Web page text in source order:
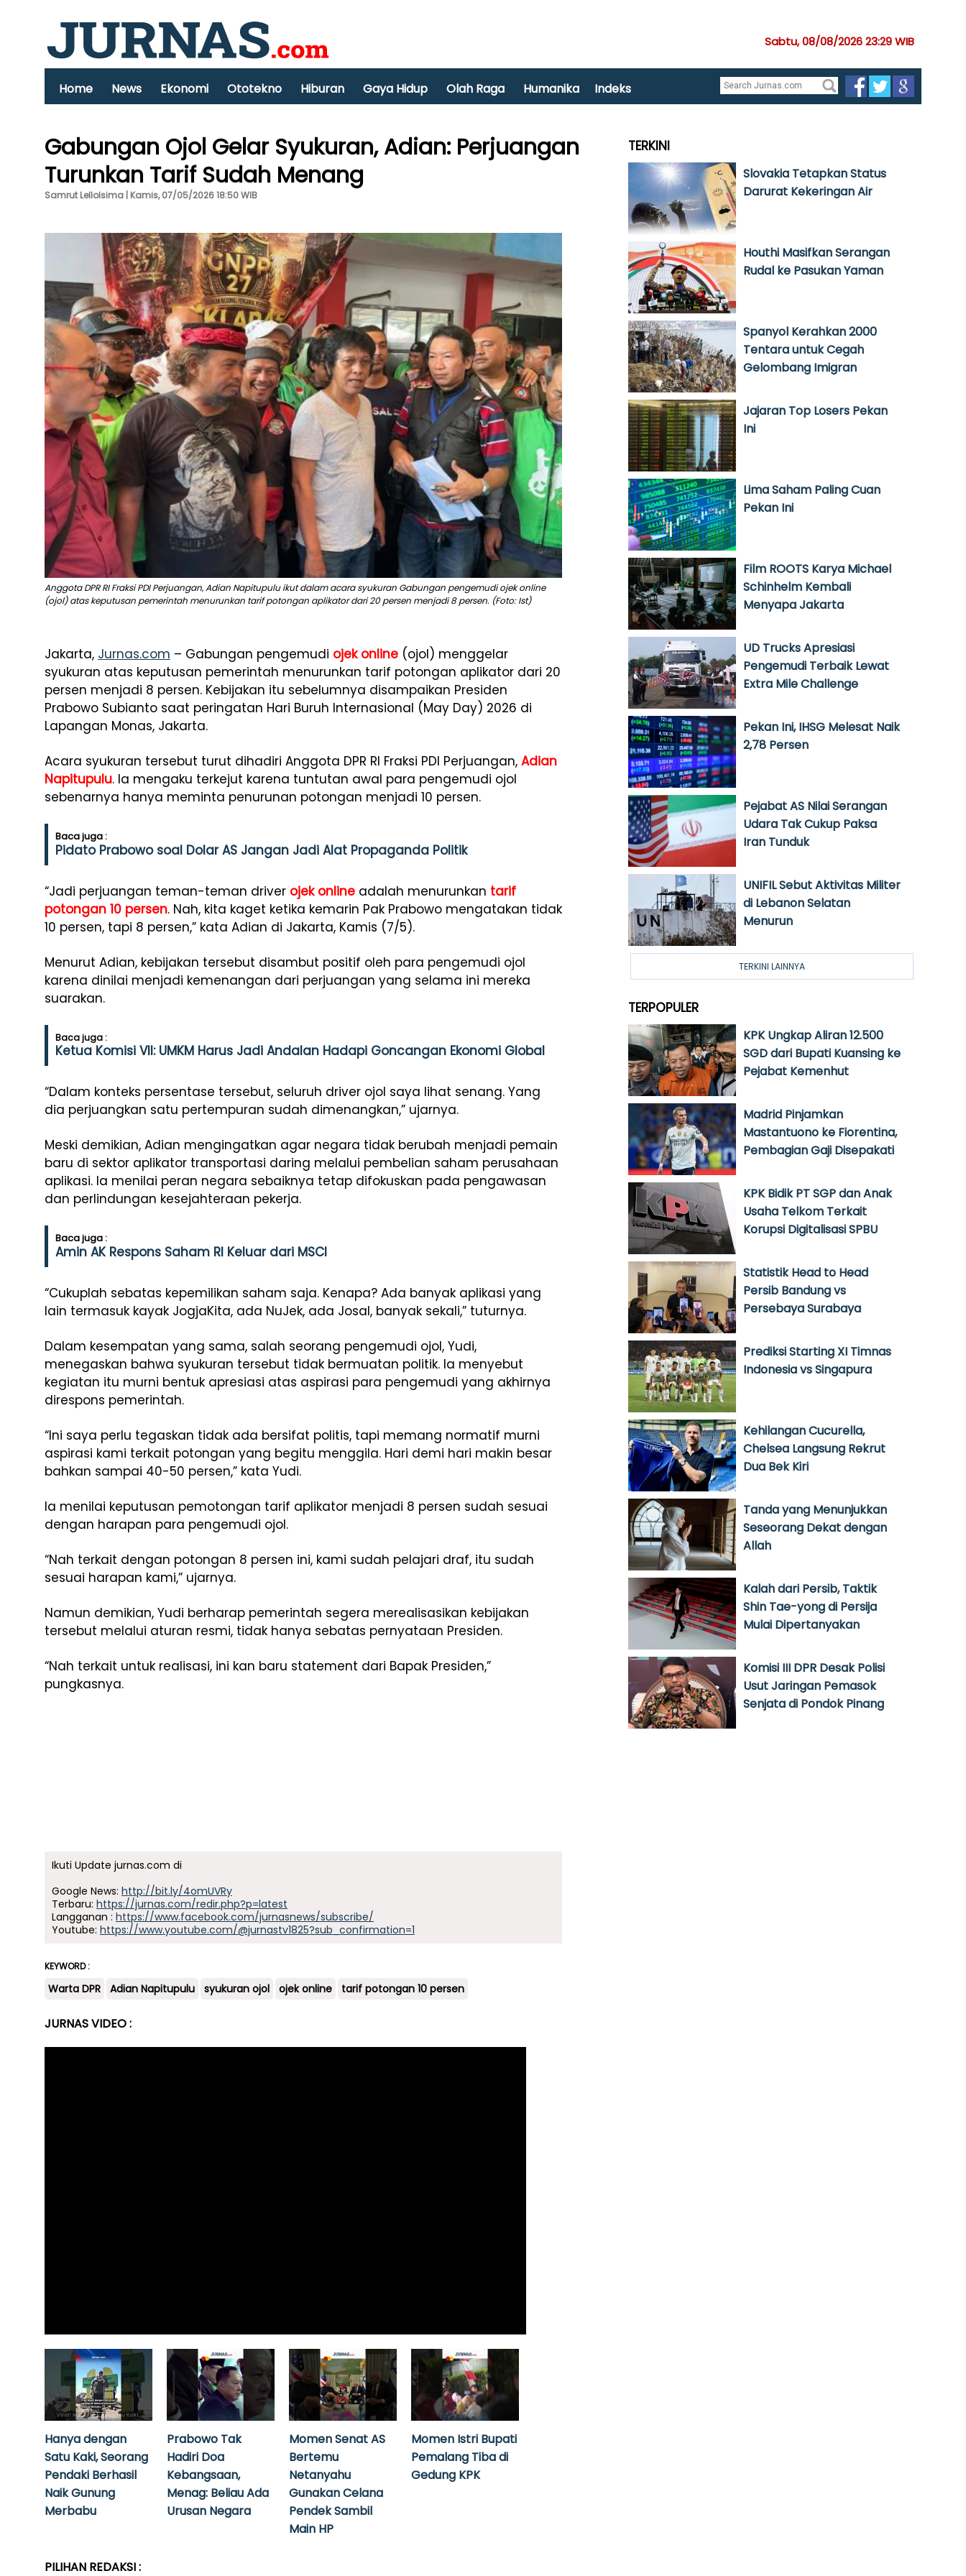
Sabtu, 08/08/2026 23:29 WIB
Home News Ekonomi Ototekno Hiburan Gaya Hidup Olah Raga Humanika Indeks
Gabungan Ojol Gelar Syukuran, Adian: Perjuangan
Turunkan Tarif Sudah Menang
Samrut Lellolsima | Kamis, 07/05/2026 18:50 WIB
Anggota DPR RI Fraksi PDI Perjuangan, Adian Napitupulu ikut dalam acara syukuran Gabungan pengemudi ojek online
(ojol) atas keputusan pemerintah menurunkan tarif potongan aplikator dari 20 persen menjadi 8 persen. (Foto: Ist)
Jakarta, Jurnas.com – Gabungan pengemudi ojek online (ojol) menggelar
syukuran atas keputusan pemerintah menurunkan tarif potongan aplikator dari 20
persen menjadi 8 persen. Kebijakan itu sebelumnya disampaikan Presiden
Prabowo Subianto saat peringatan Hari Buruh Internasional (May Day) 2026 di
Lapangan Monas, Jakarta.
Acara syukuran tersebut turut dihadiri Anggota DPR RI Fraksi PDI Perjuangan, Adian
Napitupulu. Ia mengaku terkejut karena tuntutan awal para pengemudi ojol
sebenarnya hanya meminta penurunan potongan menjadi 10 persen.
Baca juga :
Pidato Prabowo soal Dolar AS Jangan Jadi Alat Propaganda Politik
“Jadi perjuangan teman-teman driver ojek online adalah menurunkan tarif
potongan 10 persen. Nah, kita kaget ketika kemarin Pak Prabowo mengatakan tidak
10 persen, tapi 8 persen,” kata Adian di Jakarta, Kamis (7/5).
Menurut Adian, kebijakan tersebut disambut positif oleh para pengemudi ojol
karena dinilai menjadi kemenangan dari perjuangan yang selama ini mereka
suarakan.
Baca juga :
Ketua Komisi VII: UMKM Harus Jadi Andalan Hadapi Goncangan Ekonomi Global
“Dalam konteks persentase tersebut, seluruh driver ojol saya lihat senang. Yang
dia perjuangkan satu pertempuran sudah dimenangkan,” ujarnya.
Meski demikian, Adian mengingatkan agar negara tidak berubah menjadi pemain
baru di sektor aplikator transportasi daring melalui pembelian saham perusahaan
aplikasi. Ia menilai peran negara sebaiknya tetap difokuskan pada pengawasan
dan perlindungan kesejahteraan pekerja.
Baca juga :
Amin AK Respons Saham RI Keluar dari MSCI
“Cukuplah sebatas kepemilikan saham saja. Kenapa? Ada banyak aplikasi yang
lain termasuk kayak JogjaKita, ada NuJek, ada Josal, banyak sekali,” tuturnya.
Dalam kesempatan yang sama, salah seorang pengemudi ojol, Yudi,
menegaskan bahwa syukuran tersebut tidak bermuatan politik. Ia menyebut
kegiatan itu murni bentuk apresiasi atas aspirasi para pengemudi yang akhirnya
direspons pemerintah.
“Ini saya perlu tegaskan tidak ada bersifat politis, tapi memang normatif murni
aspirasi kami terkait potongan yang begitu menggila. Hari demi hari makin besar
bahkan sampai 40-50 persen,” kata Yudi.
Ia menilai keputusan pemotongan tarif aplikator menjadi 8 persen sudah sesuai
dengan harapan para pengemudi ojol.
“Nah terkait dengan potongan 8 persen ini, kami sudah pelajari draf, itu sudah
sesuai harapan kami,” ujarnya.
Namun demikian, Yudi berharap pemerintah segera merealisasikan kebijakan
tersebut melalui aturan resmi, tidak hanya sebatas pernyataan Presiden.
“Nah terkait untuk realisasi, ini kan baru statement dari Bapak Presiden,”
pungkasnya.
Ikuti Update jurnas.com di
Google News: http://bit.ly/4omUVRy
Terbaru: https://jurnas.com/redir.php?p=latest
Langganan : https://www.facebook.com/jurnasnews/subscribe/
Youtube: https://www.youtube.com/@jurnastv1825?sub_confirmation=1
KEYWORD :
Warta DPR Adian Napitupulu syukuran ojol ojek online tarif potongan 10 persen
JURNAS VIDEO :
Hanya dengan
Satu Kaki, Seorang
Pendaki Berhasil
Naik Gunung
Merbabu
Prabowo Tak
Hadiri Doa
Kebangsaan,
Menag: Beliau Ada
Urusan Negara
Momen Senat AS
Bertemu
Netanyahu
Gunakan Celana
Pendek Sambil
Main HP
Momen Istri Bupati
Pemalang Tiba di
Gedung KPK
PILIHAN REDAKSI :
TERKINI
Slovakia Tetapkan Status
Darurat Kekeringan Air
Houthi Masifkan Serangan
Rudal ke Pasukan Yaman
Spanyol Kerahkan 2000
Tentara untuk Cegah
Gelombang Imigran
Jajaran Top Losers Pekan
Ini
Lima Saham Paling Cuan
Pekan Ini
Film ROOTS Karya Michael
Schinhelm Kembali
Menyapa Jakarta
UD Trucks Apresiasi
Pengemudi Terbaik Lewat
Extra Mile Challenge
Pekan Ini, IHSG Melesat Naik
2,78 Persen
Pejabat AS Nilai Serangan
Udara Tak Cukup Paksa
Iran Tunduk
UNIFIL Sebut Aktivitas Militer
di Lebanon Selatan
Menurun
TERKINI LAINNYA
TERPOPULER
KPK Ungkap Aliran 12.500
SGD dari Bupati Kuansing ke
Pejabat Kemenhut
Madrid Pinjamkan
Mastantuono ke Fiorentina,
Pembagian Gaji Disepakati
KPK Bidik PT SGP dan Anak
Usaha Telkom Terkait
Korupsi Digitalisasi SPBU
Statistik Head to Head
Persib Bandung vs
Persebaya Surabaya
Prediksi Starting XI Timnas
Indonesia vs Singapura
Kehilangan Cucurella,
Chelsea Langsung Rekrut
Dua Bek Kiri
Tanda yang Menunjukkan
Seseorang Dekat dengan
Allah
Kalah dari Persib, Taktik
Shin Tae-yong di Persija
Mulai Dipertanyakan
Komisi III DPR Desak Polisi
Usut Jaringan Pemasok
Senjata di Pondok Pinang